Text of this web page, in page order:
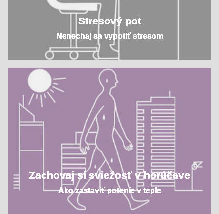
Stresový pot
Nenechaj sa vypotiť stresom
Zachovaj si sviežosť v horúčave
Ako zastaviť potenie v teple